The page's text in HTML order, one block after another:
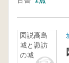
図説高島
城と諏訪
の城